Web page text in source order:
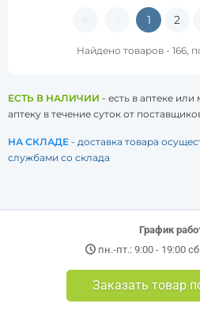
1 2
Найдено товаров - 166,
ЕСТЬ В НАЛИЧИИ - есть в аптеке
аптеку в течение суток от
НА СКЛАДЕ - доставка товара
службами со склада
График
пн.-пт.: 9:00 - 19:00
Заказать товар